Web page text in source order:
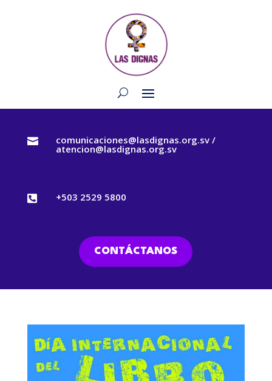
 comunicaciones@lasdignas.org.sv /
atencion@lasdignas.org.sv
 +503 2529 5800
CONTÁCTANOS